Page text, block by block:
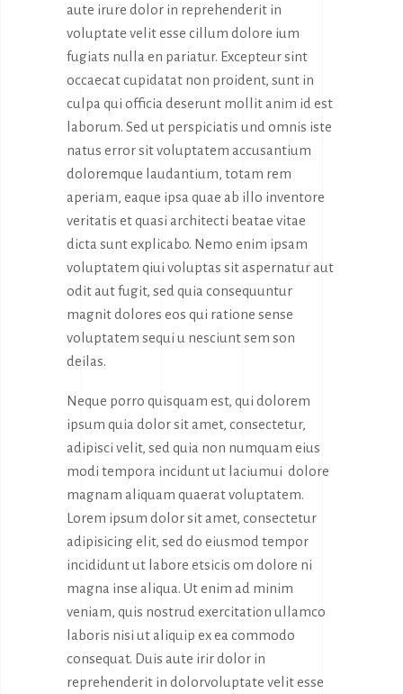
aute irure dolor in reprehenderit in
voluptate velit esse cillum dolore ium
fugiats nulla en pariatur. Excepteur sint
occaecat cupidatat non proident, sunt in
culpa qui officia deserunt mollit anim id est
laborum. Sed ut perspiciatis und omnis iste
natus error sit voluptatem accusantium
doloremque laudantium, totam rem
aperiam, eaque ipsa quae ab illo inventore
veritatis et quasi architecti beatae vitae
dicta sunt explicabo. Nemo enim ipsam
voluptatem qiui voluptas sit aspernatur aut
odit aut fugit, sed quia consequuntur
magnit dolores eos qui ratione sense
voluptatem sequi u nesciunt sem son
deilas.
Neque porro quisquam est, qui dolorem
ipsum quia dolor sit amet, consectetur,
adipisci velit, sed quia non numquam eius
modi tempora incidunt ut laciumui dolore
magnam aliquam quaerat voluptatem.
Lorem ipsum dolor sit amet, consectetur
adipisicing elit, sed do eiusmod tempor
incididunt ut labore etsicis om dolore ni
magna inse aliqua. Ut enim ad minim
veniam, quis nostrud exercitation ullamco
laboris nisi ut aliquip ex ea commodo
consequat. Duis aute irir dolor in
reprehenderit in dolorvoluptate velit esse